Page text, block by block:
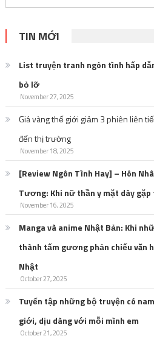
TIN MỚI
List truyện tranh ngôn tình hấp
bỏ lỡ
November 27, 2025
Giá vàng thế giới giảm 3 phiên liên
đến thị trường
November 18, 2025
[Review Ngôn Tình Hay] – Hôn
Tương: Khi nữ thần y mặt dày
November 16, 2025
Manga và anime Nhật Bản: Khi
thành tấm gương phản chiếu văn
Nhật
October 27, 2025
Tuyển tập những bộ truyện có
giới, dịu dàng với mỗi mình em
October 21, 2025